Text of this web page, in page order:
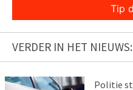
Tip
VERDER IN HET NIEUWS:
Politie